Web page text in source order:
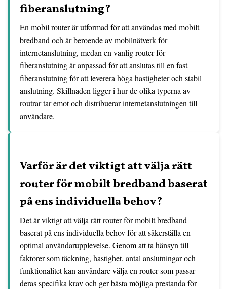
fiberanslutning?
En mobil router är utformad för att användas med mobilt
bredband och är beroende av mobilnätverk för
internetanslutning, medan en vanlig router för
fiberanslutning är anpassad för att anslutas till en fast
fiberanslutning för att leverera höga hastigheter och stabil
anslutning. Skillnaden ligger i hur de olika typerna av
routrar tar emot och distribuerar internetanslutningen till
användare.
Varför är det viktigt att välja rätt
router för mobilt bredband baserat
på ens individuella behov?
Det är viktigt att välja rätt router för mobilt bredband
baserat på ens individuella behov för att säkerställa en
optimal användarupplevelse. Genom att ta hänsyn till
faktorer som täckning, hastighet, antal anslutningar och
funktionalitet kan användare välja en router som passar
deras specifika krav och ger bästa möjliga prestanda för